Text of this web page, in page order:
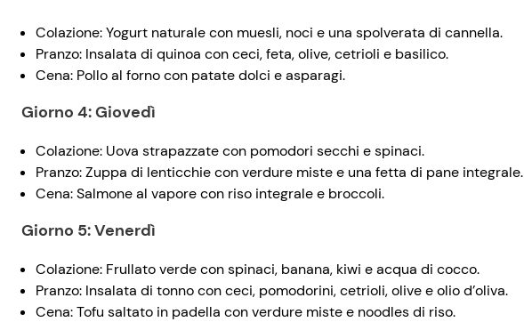
Colazione: Yogurt naturale con muesli, noci e una spolverata di cannella.
Pranzo: Insalata di quinoa con ceci, feta, olive, cetrioli e basilico.
Cena: Pollo al forno con patate dolci e asparagi.
Giorno 4: Giovedì
Colazione: Uova strapazzate con pomodori secchi e spinaci.
Pranzo: Zuppa di lenticchie con verdure miste e una fetta di pane integrale.
Cena: Salmone al vapore con riso integrale e broccoli.
Giorno 5: Venerdì
Colazione: Frullato verde con spinaci, banana, kiwi e acqua di cocco.
Pranzo: Insalata di tonno con ceci, pomodorini, cetrioli, olive e olio d’oliva.
Cena: Tofu saltato in padella con verdure miste e noodles di riso.